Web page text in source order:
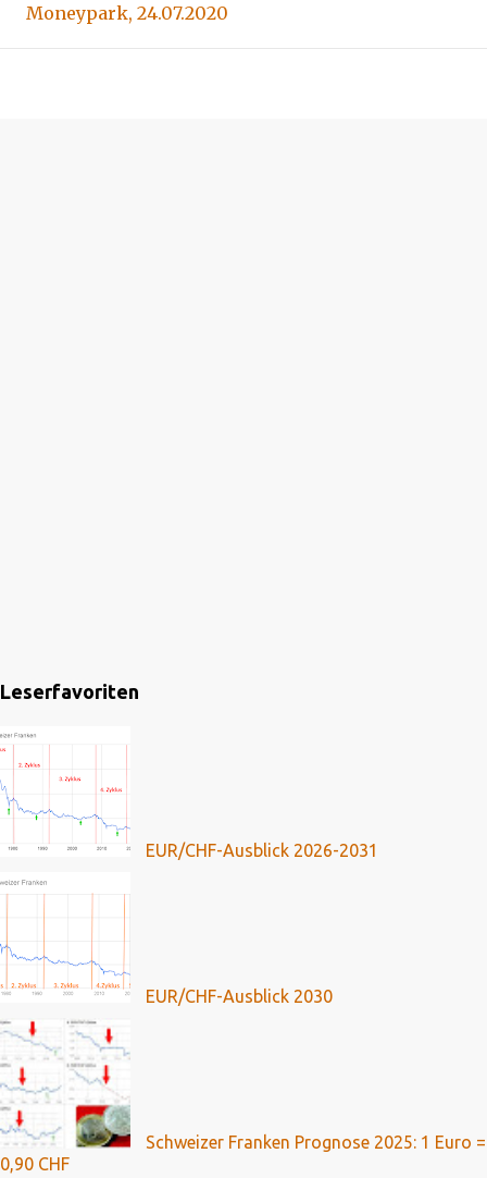
Moneypark, 24.07.2020
Leserfavoriten
EUR/CHF-Ausblick 2026-2031
EUR/CHF-Ausblick 2030
Schweizer Franken Prognose 2025: 1 Euro =
0,90 CHF